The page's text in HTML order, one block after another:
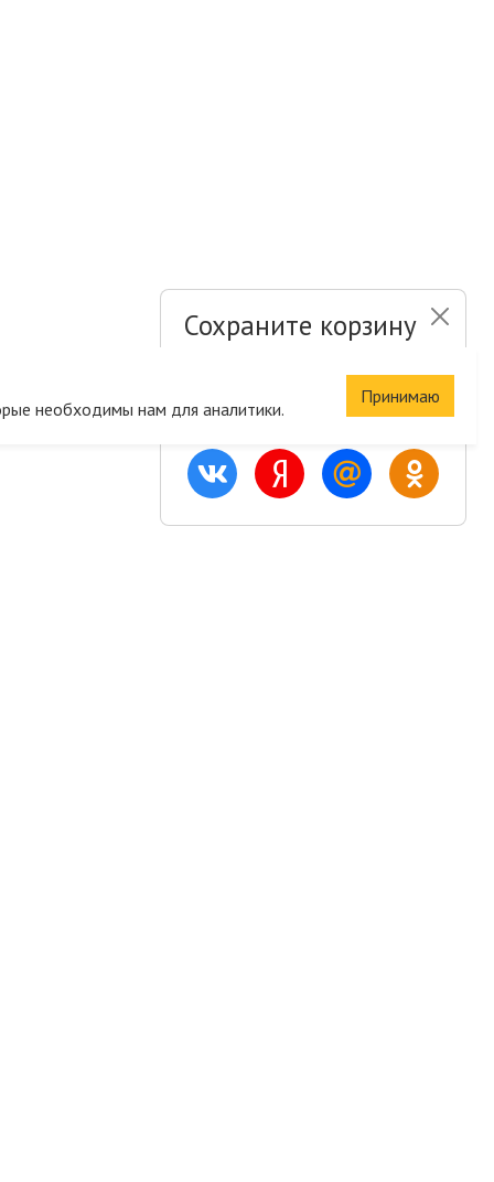
Сохраните корзину
Быстрая авторизация на сайте
необходимы нам для аналитики.
Принимаю